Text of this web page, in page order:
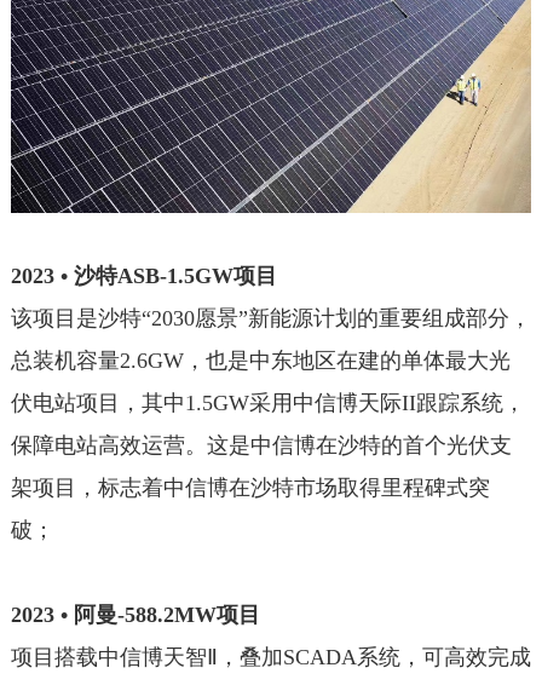
2023 • 沙特ASB-1.5GW项目
该项目是沙特“2030愿景”新能源计划的重要组成部分，
总装机容量2.6GW，也是中东地区在建的单体最大光
伏电站项目，其中1.5GW采用中信博天际II跟踪系统，
保障电站高效运营。这是中信博在沙特的首个光伏支
架项目，标志着中信博在沙特市场取得里程碑式突
破；
2023 • 阿曼-588.2MW项目
项目搭载中信博天智Ⅱ，叠加SCADA系统，可高效完成